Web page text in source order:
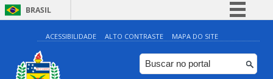
BRASIL
Simplifique!
Comunica BR
Participe
ACESSIBILIDADE ALTO CONTRASTE MAPA DO SITE